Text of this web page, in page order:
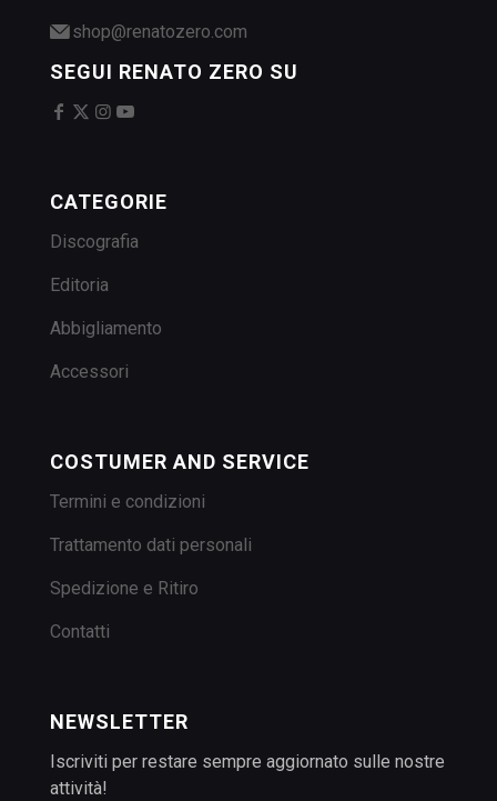
shop@renatozero.com
SEGUI RENATO ZERO SU
CATEGORIE
Discografia
Editoria
Abbigliamento
Accessori
COSTUMER AND SERVICE
Termini e condizioni
Trattamento dati personali
Spedizione e Ritiro
Contatti
NEWSLETTER
Iscriviti per restare sempre aggiornato sulle nostre
attività!